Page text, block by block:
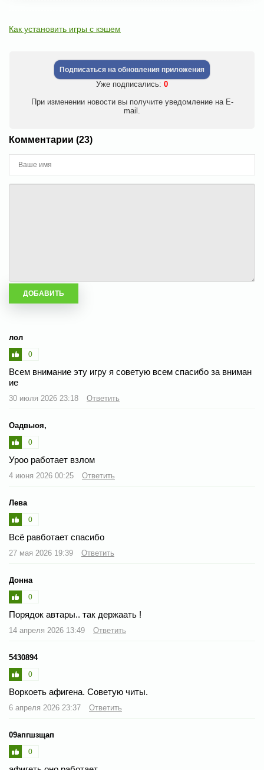
Как установить игры с кэшем
Подписаться на обновления приложения
Уже подписались: 0
При изменении новости вы получите уведомление на E-
mail.
Комментарии (23)
лол
0
Всем внимание эту игру я советую всем спасибо за вниман
ие
30 июля 2026 23:18 Ответить
Оадвыоя,
0
Уроо работает взлом
4 июня 2026 00:25 Ответить
Лева
0
Всё равботает спасибо
27 мая 2026 19:39 Ответить
Донна
0
Порядок автары.. так держаать !
14 апреля 2026 13:49 Ответить
5430894
0
Воркоеть афигена. Советую читы.
6 апреля 2026 23:37 Ответить
09апгшзщап
0